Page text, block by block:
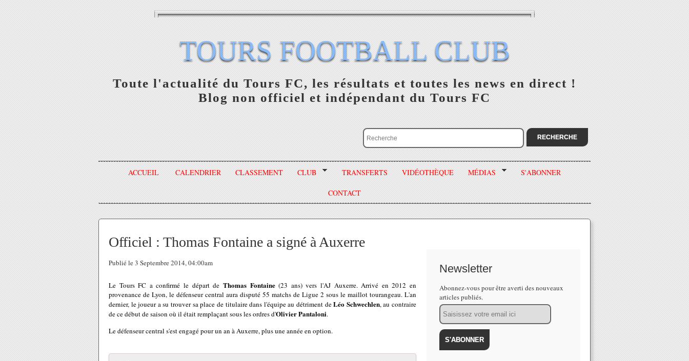
TOURS FOOTBALL CLUB
Toute l'actualité du Tours FC, les résultats et toutes les news en direct !
Blog non officiel et indépendant du Tours FC
ACCUEIL CALENDRIER CLASSEMENT CLUB TRANSFERTS VIDÉOTHÈQUE MÉDIAS S'ABONNER
CONTACT
Officiel : Thomas Fontaine a signé à Auxerre
Publié le 3 Septembre 2014, 04:00am
Le Tours FC a confirmé le départ de Thomas Fontaine(23 ans) vers l'AJ Auxerre. Arrivé en 2012 en
provenance de Lyon, le défenseur central aura disputé 55 matchs de Ligue 2 sous le maillot tourangeau. L'an
dernier, le joueur a su trouver sa place de titulaire dans l'équipe au détriment deLéo Schwechlen, au contraire
de ce début de saison où il était remplaçant sous les ordres d'Olivier Pantaloni.
Le défenseur central s'est engagé pour un an à Auxerre, plus une année en option.
Newsletter
Abonnez-vous pour être averti des nouveaux
articles publiés.
Email